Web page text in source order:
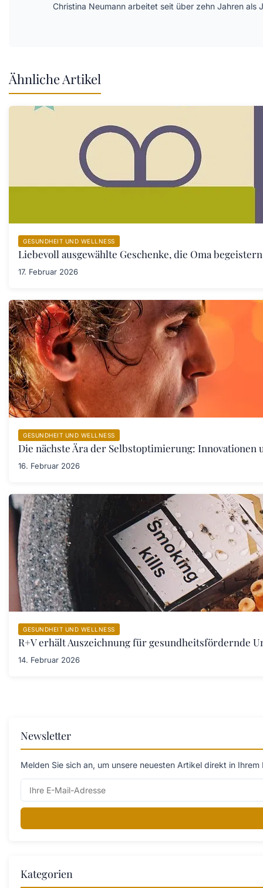
Christina Neumann arbeitet seit über zehn Jahren als
Ähnliche Artikel
GESUNDHEIT UND WELLNESS
Liebevoll ausgewählte Geschenke, die Oma
17. Februar 2026
GESUNDHEIT UND WELLNESS
Die nächste Ära der Selbstoptimierung:
16. Februar 2026
GESUNDHEIT UND WELLNESS
R+V erhält Auszeichnung für gesundheitsfördernde
14. Februar 2026
Newsletter
Melden Sie sich an, um unsere neuesten Artikel direkt in
Kategorien